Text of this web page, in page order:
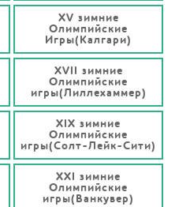
XV зимние
Олимпийские
Игры(Калгари)
XVII зимние
Олимпийские
игры(Лиллехаммер)
XIX зимние
Олимпийские
игры(Солт-Лейк-Сити)
XXI зимние
Олимпийские
игры(Ванкувер)